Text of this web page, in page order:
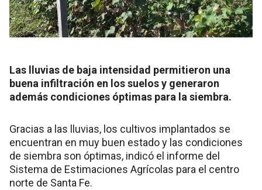
Las lluvias de baja intensidad permitieron una
buena infiltración en los suelos y generaron
además condiciones óptimas para la siembra.
Gracias a las lluvias, los cultivos implantados se
encuentran en muy buen estado y las condiciones
de siembra son óptimas, indicó el informe del
Sistema de Estimaciones Agrícolas para el centro
norte de Santa Fe.